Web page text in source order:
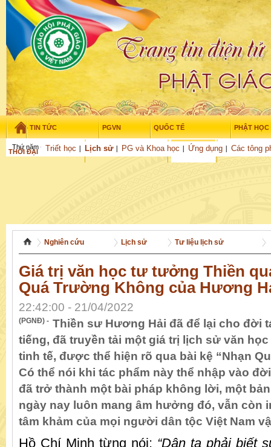
TIN TỨC PGVN QUỐC TẾ PHẬT HỌC
THỜI ĐẠI TUỔI TRẺ NGHIÊN CỨU
Triết học Lịch sử PG và Khoa học Ứng dụng Các tông
VĂN HỌC
Thứ năm - 6/08/2026 – 03: 26:19
Nghiên cứu Lịch sử Tư liệu lịch sử
Giá trị văn học tư tưởng Thiền
Quá Trường Không của Hương
22:42:00 - 21/04/2022
(PGNĐ) - Thiền sư Hương Hải đã để lại cho đời
tiếng, đã truyền tải một giá trị lịch sử văn
tinh tế, được thể hiện rõ qua bài kệ “Nhạn
Có thể nói khi tác phẩm này thể nhập vào
đã trở thành một bài pháp không lời, một
ngày nay luôn mang âm hưởng đó, vẫn còn
tâm khảm của mọi người dân tộc Việt Nam
Hồ Chí Minh từng nói: “Dân ta phải biết